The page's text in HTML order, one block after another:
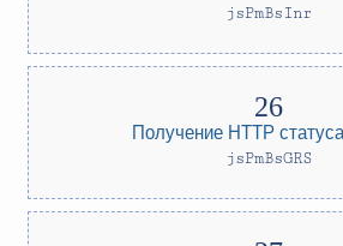
jsPmBsInr
Получение HTTP
jsPmBsGRS